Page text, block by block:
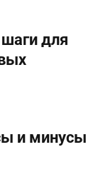
для
и минусы